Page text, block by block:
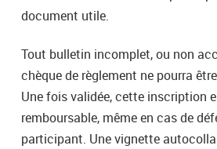
document utile.
Tout bulletin incomplet, ou non
chèque de règlement ne pourra
Une fois validée, cette inscription
remboursable, même en cas de
participant. Une vignette